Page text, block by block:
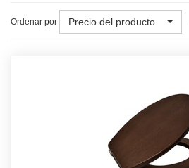
Ordenar por Precio del producto